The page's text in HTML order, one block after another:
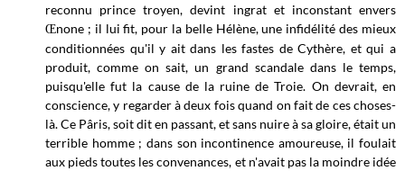
reconnu prince troyen, devint ingrat et inconstant envers
Œnone ; il lui fit, pour la belle Hélène, une infidélité des mieux
conditionnées qu'il y ait dans les fastes de Cythère, et qui a
produit, comme on sait, un grand scandale dans le temps,
puisqu'elle fut la cause de la ruine de Troie. On devrait, en
conscience, y regarder à deux fois quand on fait de ces choses-
là. Ce Pâris, soit dit en passant, et sans nuire à sa gloire, était un
terrible homme ; dans son incontinence amoureuse, il foulait
aux pieds toutes les convenances, et n'avait pas la moindre idée